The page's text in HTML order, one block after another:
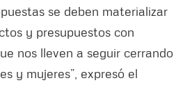
se deben materializar
y presupuestos con
nos lleven a seguir cerrando
y mujeres”, expresó el